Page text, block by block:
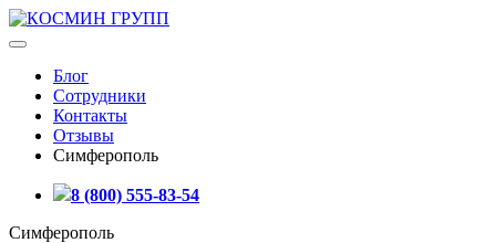
Блог
Сотрудники
Контакты
Отзывы
Симферополь
8 (800) 555-83-54
Симферополь